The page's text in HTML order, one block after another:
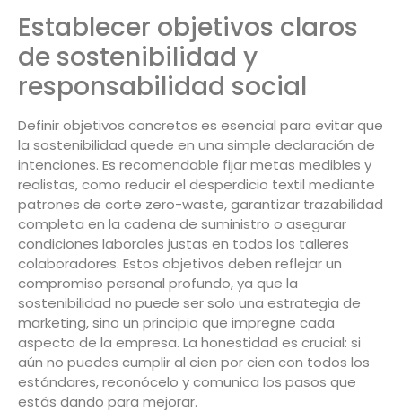
Establecer objetivos claros
de sostenibilidad y
responsabilidad social
Definir objetivos concretos es esencial para evitar que
la sostenibilidad quede en una simple declaración de
intenciones. Es recomendable fijar metas medibles y
realistas, como reducir el desperdicio textil mediante
patrones de corte zero-waste, garantizar trazabilidad
completa en la cadena de suministro o asegurar
condiciones laborales justas en todos los talleres
colaboradores. Estos objetivos deben reflejar un
compromiso personal profundo, ya que la
sostenibilidad no puede ser solo una estrategia de
marketing, sino un principio que impregne cada
aspecto de la empresa. La honestidad es crucial: si
aún no puedes cumplir al cien por cien con todos los
estándares, reconócelo y comunica los pasos que
estás dando para mejorar.